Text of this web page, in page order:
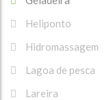
Heliponto
Hidromassagem
Lagoa de pesca
Lareira